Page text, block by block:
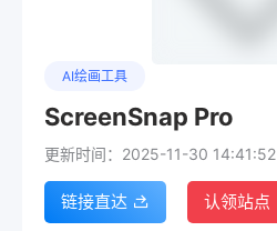
AI绘画工具
ScreenSnap Pro
更新时间：2025-11-30 14:41:52
链接直达 认领站点